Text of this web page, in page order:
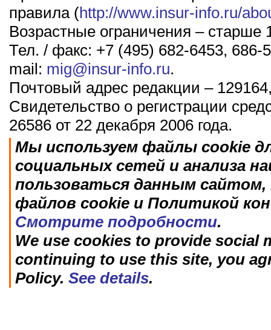
правила (http://www.insur-info.ru/
Возрастные ограничения – старше
Тел. / факс: +7 (495) 682-6453, 686-
mail: mig@insur-info.ru.
Почтовый адрес редакции –
Свидетельство о регистрации
26586 от 22 декабря 2006 года.
Мы используем файлы cookie
социальных сетей и анализа
пользоваться данным
файлов cookie и Политикой
Смотрите подробности.
We use cookies to provide social
continuing to use this site, you
Policy. See details.